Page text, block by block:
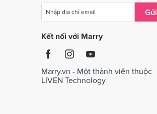
Gửi
Kết nối với Marry
Marry.vn - Một thành viên thuộc
LIVEN Technology